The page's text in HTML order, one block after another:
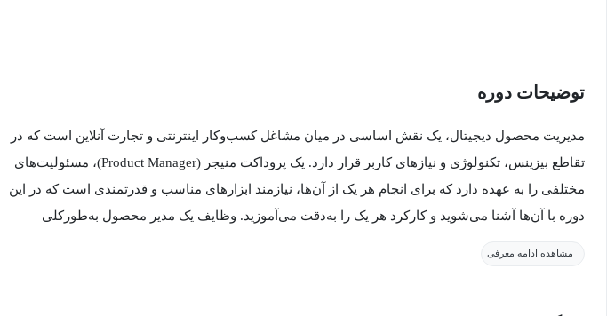
توضیحات دوره
مدیریت محصول دیجیتال، یک نقش اساسی در میان مشاغل کسب‌وکار اینترنتی و تجارت آنلاین است که در
تقاطع بیزینس، تکنولوژی و نیازهای کاربر قرار دارد. یک پروداکت منیجر (Product Manager)، مسئولیت‌های
مختلفی را به عهده دارد که برای انجام هر یک از آن‌ها، نیازمند ابزارهای مناسب و قدرتمندی است که در این
دوره با آن‌ها آشنا می‌شوید و کارکرد هر یک را به‌دقت می‌آموزید. وظایف یک مدیر محصول به‌طورکلی
مشاهده ادامه معرفی